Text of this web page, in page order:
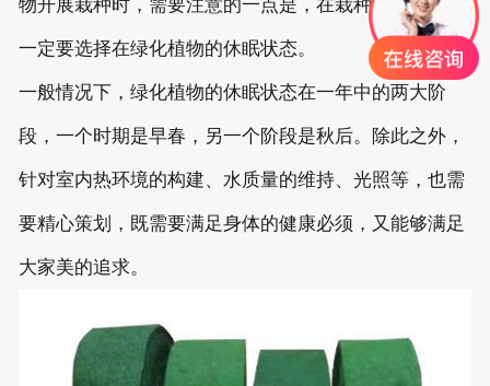
物开展栽种时，需要注意的一点是，在栽种的过程当中
一定要选择在绿化植物的休眠状态。
一般情况下，绿化植物的休眠状态在一年中的两大阶
段，一个时期是早春，另一个阶段是秋后。除此之外，
针对室内热环境的构建、水质量的维持、光照等，也需
要精心策划，既需要满足身体的健康必须，又能够满足
大家美的追求。